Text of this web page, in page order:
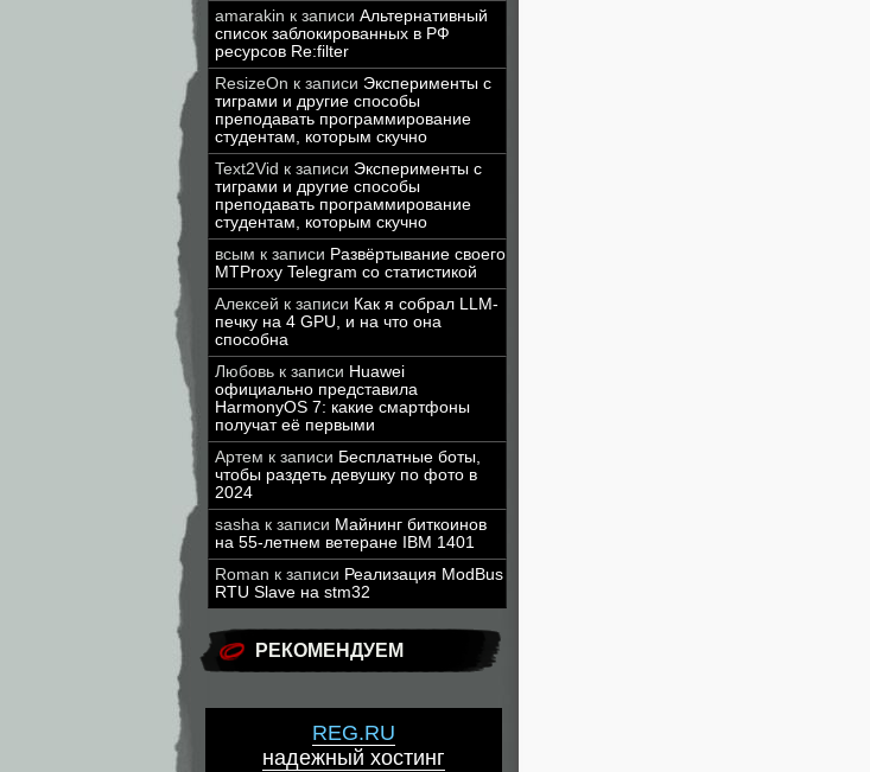
amarakin к записи Альтернативный
список заблокированных в РФ
ресурсов Re:filter
ResizeOn к записи Эксперименты с
тиграми и другие способы
преподавать программирование
студентам, которым скучно
Text2Vid к записи Эксперименты с
тиграми и другие способы
преподавать программирование
студентам, которым скучно
всым к записи Развёртывание своего
MTProxy Telegram со статистикой
Алексей к записи Как я собрал LLM-
печку на 4 GPU, и на что она
способна
Любовь к записи Huawei
официально представила
HarmonyOS 7: какие смартфоны
получат её первыми
Артем к записи Бесплатные боты,
чтобы раздеть девушку по фото в
2024
sasha к записи Майнинг биткоинов
на 55-летнем ветеране IBM 1401
Roman к записи Реализация ModBus
RTU Slave на stm32
РЕКОМЕНДУЕМ
REG.RU
надежный хостинг